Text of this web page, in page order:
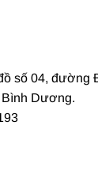
số 04, đường
Bình Dương.